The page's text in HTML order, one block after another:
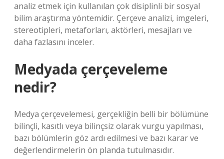
analiz etmek için kullanılan çok disiplinli bir sosyal
bilim araştırma yöntemidir. Çerçeve analizi, imgeleri,
stereotipleri, metaforları, aktörleri, mesajları ve
daha fazlasını inceler.
Medyada çerçeveleme
nedir?
Medya çerçevelemesi, gerçekliğin belli bir bölümüne
bilinçli, kasıtlı veya bilinçsiz olarak vurgu yapılması,
bazı bölümlerin göz ardı edilmesi ve bazı karar ve
değerlendirmelerin ön planda tutulmasıdır.